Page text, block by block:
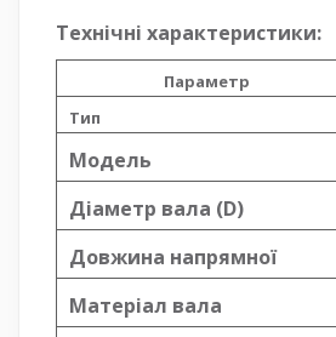
Технічні характеристики:
Параметр
Тип
Модель
Діаметр вала (D)
Довжина напрямної
Матеріал вала